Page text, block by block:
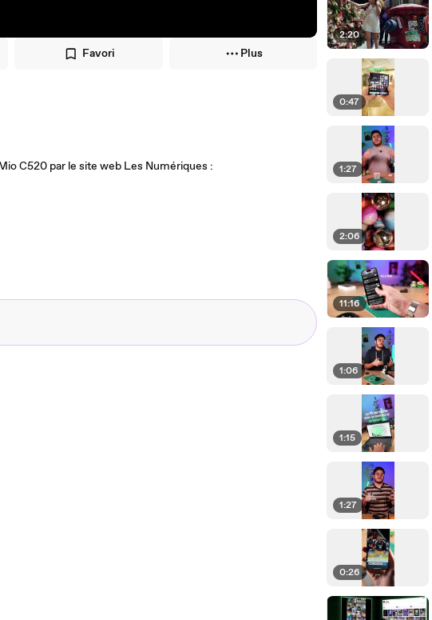
Favori Plus
C520 par le site web Les Numériques :
2:20
0:47
1:27
2:06
11:16
1:06
1:15
1:27
0:26